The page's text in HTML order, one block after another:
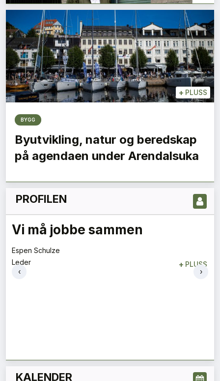
LES NYESTE UTGIVELSE HER
+ PLUSS
BYGG
Byutvikling, natur og beredskap
på agendaen under Arendalsuka
PROFILEN
+ PLUSS
Vi må jobbe sammen
Espen Schulze
Leder
‹
›
KALENDER